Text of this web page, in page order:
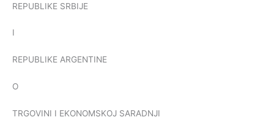
REPUBLIKE SRBIJE
I
REPUBLIKE ARGENTINE
O
TRGOVINI I EKONOMSKOJ SARADNJI